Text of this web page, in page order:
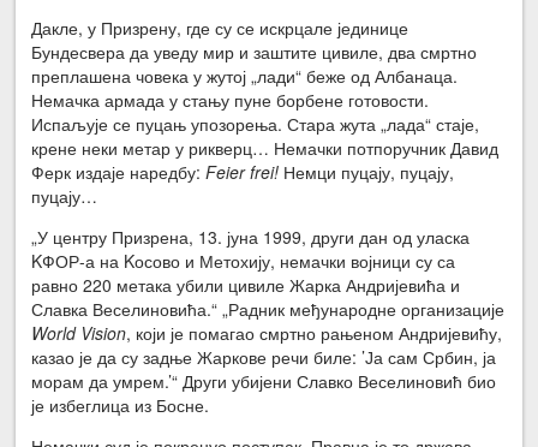
Дакле, у Призрену, где су се искрцале јединице
Бундесвера да уведу мир и заштите цивиле, два смртно
преплашена човека у жутој „лади“ беже од Албанаца.
Немачка армада у стању пуне борбене готовости.
Испаљује се пуцањ упозорења. Стара жута „лада“ стаје,
крене неки метар у рикверц… Немачки потпоручник Давид
Ферк издаје наредбу:Feier frei! Немци пуцају, пуцају,
пуцају…
„У центру Призрена, 13. јуна 1999, други дан од уласка
KФОР-а на Kосово и Метохију, немачки војници су са
равно 220 метака убили цивиле Жарка Андријевића и
Славка Веселиновића.“ „Радник међународне организације
World Vision, који је помагао смртно рањеном Андријевићу,
казао је да су задње Жаркове речи биле: ’Ја сам Србин, ја
морам да умрем.’“ Други убијени Славко Веселиновић био
је избеглица из Босне.